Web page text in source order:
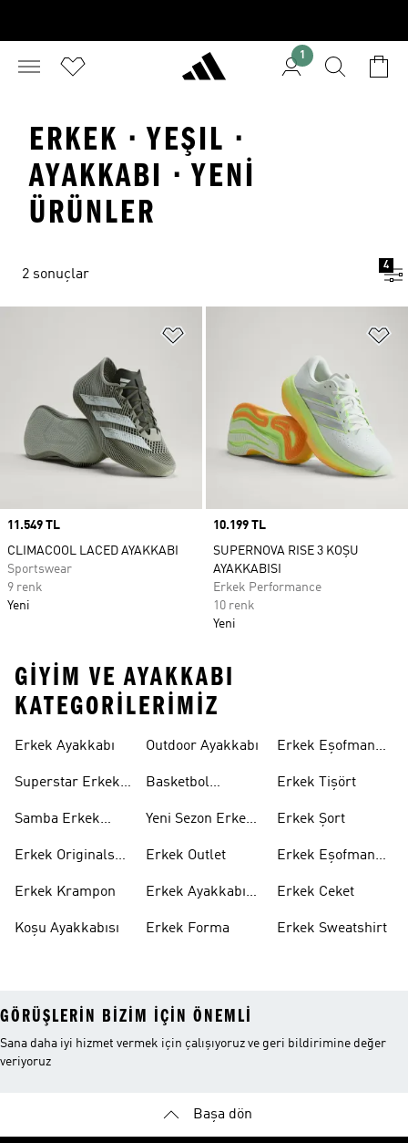
1
ERKEK · YEŞIL ·
AYAKKABI · YENI
ÜRÜNLER
2 sonuçlar
4
Price
11.549 TL
CLIMACOOL LACED AYAKKABI
Sportswear
9 renk
Yeni
Price
10.199 TL
SUPERNOVA RISE 3 KOŞU
AYAKKABISI
Erkek Performance
10 renk
Yeni
GIYIM VE AYAKKABI
KATEGORILERIMIZ
Erkek Ayakkabı
Superstar Erkek
Samba Erkek
Erkek Originals
Erkek Krampon
Koşu Ayakkabısı
Outdoor Ayakkabı
Basketbol
Yeni Sezon Erkek
Erkek Outlet
Erkek Ayakkabı
Erkek Forma
Erkek Eşofman
Erkek Tişört
Erkek Şort
Erkek Eşofman
Erkek Ceket
Erkek Sweatshirt
GÖRÜŞLERIN BIZIM IÇIN ÖNEMLI
Sana daha iyi hizmet vermek için çalışıyoruz ve geri bildirimine değer
veriyoruz
Başa dön